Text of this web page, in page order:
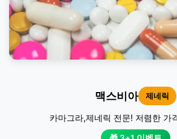
맥스비아 제네릭
카마그라,제네릭 전문! 저렴한 가